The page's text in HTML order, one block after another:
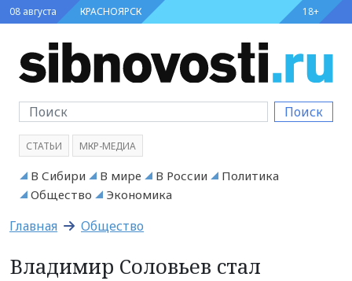
08 августа КРАСНОЯРСК 18+
Поиск
СТАТЬИ МКР-МЕДИА
В Сибири В мире В России
Политика
Общество
Экономика
Главная Общество
Владимир Соловьев стал